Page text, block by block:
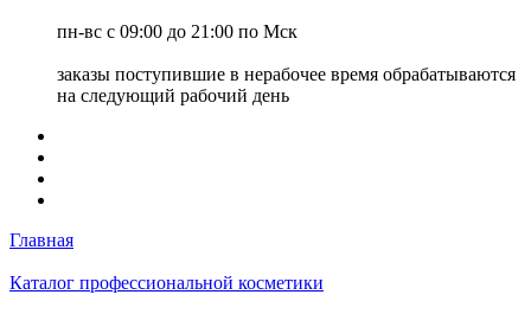
пн-вс с 09:00 до 21:00 по Мск
заказы поступившие в нерабочее время обрабатываются
на следующий рабочий день
Главная
Каталог профессиональной косметики